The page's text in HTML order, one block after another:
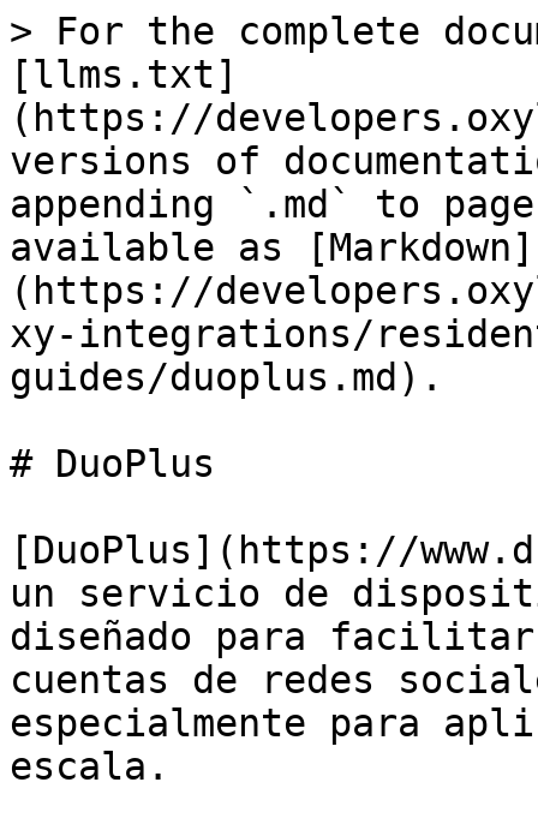
> For the complete
[llms.txt]
(https://
versions of
appending `.md` to
available as [Markdown]
(https://
xy-integrations/
guides/duoplus.md).
# DuoPlus
[DuoPlus](https://
un servicio de
diseñado para
cuentas de redes
especialmente para
escala.